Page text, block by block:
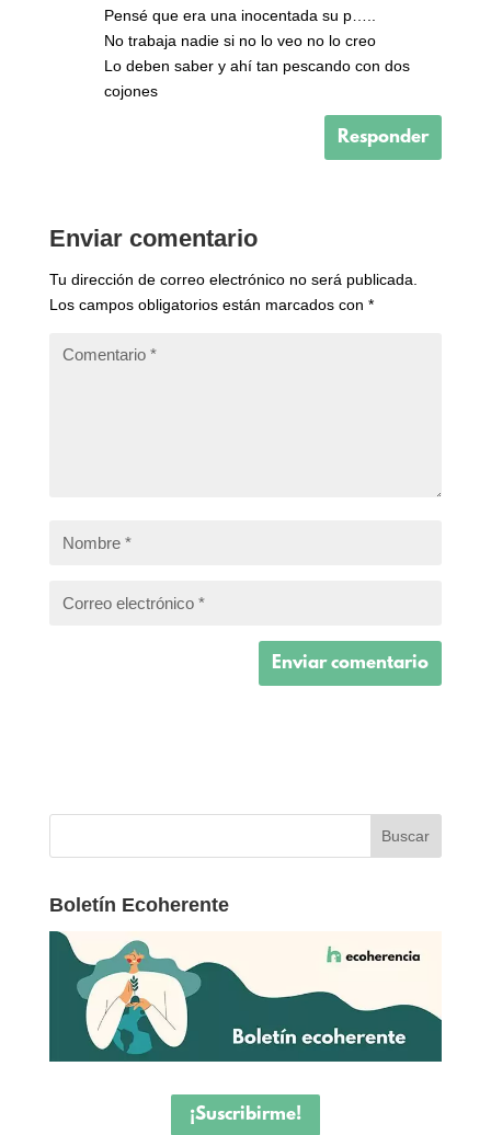
Pensé que era una inocentada su p…..
No trabaja nadie si no lo veo no lo creo
Lo deben saber y ahí tan pescando con dos
cojones
Responder
Enviar comentario
Tu dirección de correo electrónico no será publicada.
Los campos obligatorios están marcados con *
Boletín Ecoherente
¡Suscribirme!